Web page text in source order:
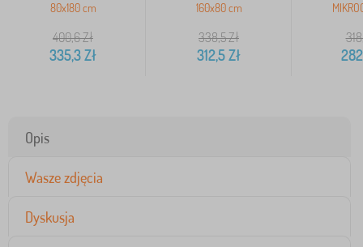
80x180 cm
400,6Zł
335,3Zł
160x80 cm
338,5Zł
312,5Zł
Opis
Wasze zdjęcia
Dyskusja